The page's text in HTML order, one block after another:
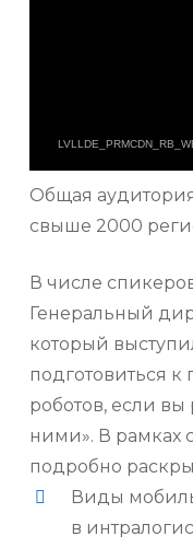
Общая
свыше 2000
В числе
Генеральный
который
подготовиться
роботов, если
ними». В рамках
подробно
Виды
в